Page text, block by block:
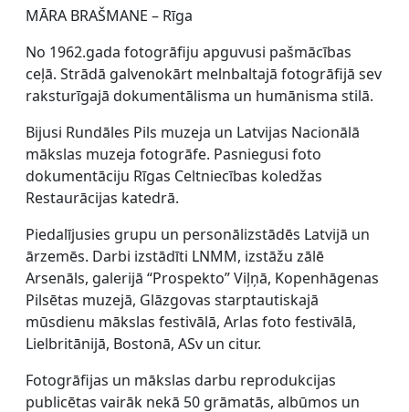
MĀRA BRAŠMANE – Rīga
No 1962.gada fotogrāfiju apguvusi pašmācības
ceļā. Strādā galvenokārt melnbaltajā fotogrāfijā sev
raksturīgajā dokumentālisma un humānisma stilā.
Bijusi Rundāles Pils muzeja un Latvijas Nacionālā
mākslas muzeja fotogrāfe. Pasniegusi foto
dokumentāciju Rīgas Celtniecības koledžas
Restaurācijas katedrā.
Piedalījusies grupu un personālizstādēs Latvijā un
ārzemēs. Darbi izstādīti LNMM, izstāžu zālē
Arsenāls, galerijā “Prospekto” Viļņā, Kopenhāgenas
Pilsētas muzejā, Glāzgovas starptautiskajā
mūsdienu mākslas festivālā, Arlas foto festivālā,
Lielbritānijā, Bostonā, ASv un citur.
Fotogrāfijas un mākslas darbu reprodukcijas
publicētas vairāk nekā 50 grāmatās, albūmos un